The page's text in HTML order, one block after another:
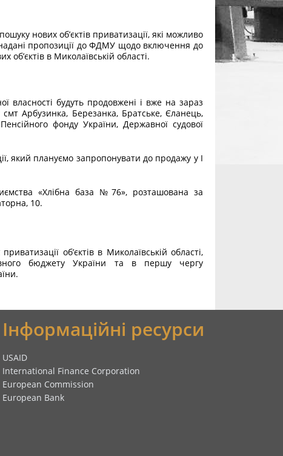
нових об’єктів приватизації, які можливо
пропозиції до ФДМУ щодо включення до
об’єктів в Миколаївській області.
власності будуть продовжені і вже на зараз
Арбузинка, Березанка, Братське, Єланець,
фонду України, Державної судової
який плануємо запропонувати до продажу у І
«Хлібна база №76», розташована за
10.
об’єктів в Миколаївській області,
бюджету України та в першу чергу
Інформаційні ресурси
USAID
International Finance Corporation
European Commission
European Bank